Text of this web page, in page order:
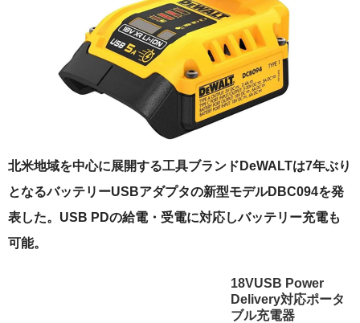
北米地域を中心に展開する工具ブランドDeWALTは7年ぶり
となるバッテリーUSBアダプタの新型モデルDBC094を発
表した。USB PDの給電・受電に対応しバッテリー充電も
可能。
18VUSB Power
Delivery対応ポータ
ブル充電器